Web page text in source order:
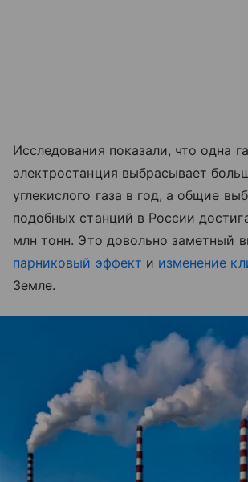
Исследования показали, что одна
электростанция выбрасывает
углекислого газа в год, а общие
подобных станций в России
млн тонн. Это довольно заметный
парниковый эффект и изменение
Земле.